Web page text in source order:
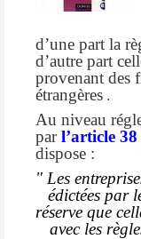
d’une part la
d’autre part
provenant des
étrangères .
Au niveau
parl’article
dispose :
" Les
édictées par
réserve que
avec les